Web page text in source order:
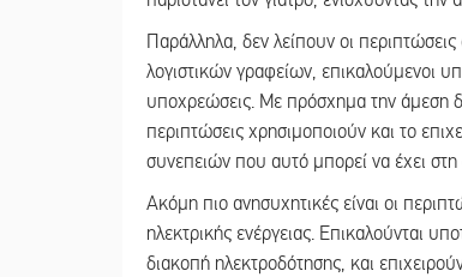
Παράλληλα, δεν λείπουν οι περιπτώσεις
λογιστικών γραφείων, επικαλούμενοι
υποχρεώσεις. Με πρόσχημα την άμεση
περιπτώσεις χρησιμοποιούν και το
συνεπειών που αυτό μπορεί να έχει στη
Ακόμη πιο ανησυχητικές είναι οι
ηλεκτρικής ενέργειας. Επικαλούνται
διακοπή ηλεκτροδότησης, και